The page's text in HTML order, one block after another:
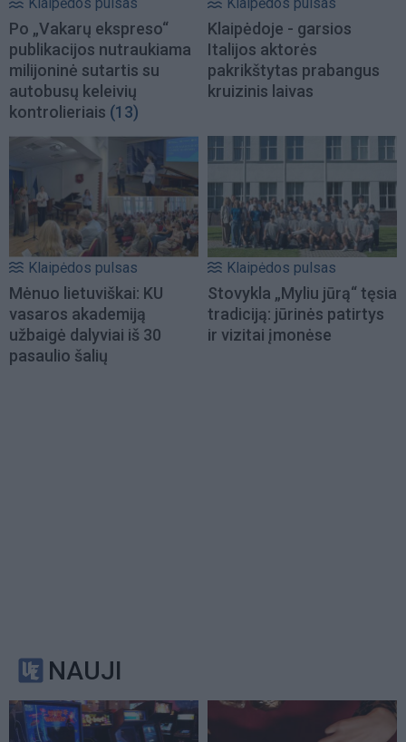
Po „Vakarų ekspreso“
publikacijos nutraukiama
milijoninė sutartis su
autobusų keleivių
kontrolieriais (13)
Klaipėdoje - garsios
Italijos aktorės
pakrikštytas prabangus
kruizinis laivas
Klaipėdos pulsas
Mėnuo lietuviškai: KU
vasaros akademiją
užbaigė dalyviai iš 30
pasaulio šalių
Klaipėdos pulsas
Stovykla „Myliu jūrą“ tęsia
tradiciją: jūrinės patirtys
ir vizitai įmonėse
NAUJI